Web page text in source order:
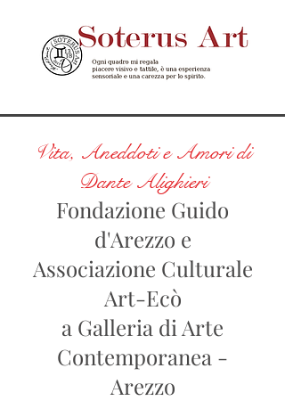
Vita, Aneddoti e Amori di
Dante Alighieri
Fondazione Guido
d'Arezzo e
Associazione Culturale
Art-Ecò
a Galleria di Arte
Contemporanea -
Arezzo